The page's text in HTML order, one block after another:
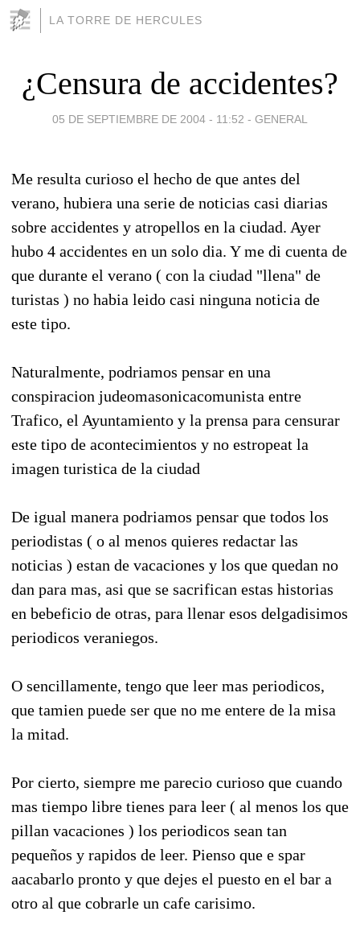
LA TORRE DE HERCULES
¿Censura de accidentes?
05 DE SEPTIEMBRE DE 2004 - 11:52 - GENERAL
Me resulta curioso el hecho de que antes del
verano, hubiera una serie de noticias casi diarias
sobre accidentes y atropellos en la ciudad. Ayer
hubo 4 accidentes en un solo dia. Y me di cuenta de
que durante el verano ( con la ciudad "llena" de
turistas ) no habia leido casi ninguna noticia de
este tipo.
Naturalmente, podriamos pensar en una
conspiracion judeomasonicacomunista entre
Trafico, el Ayuntamiento y la prensa para censurar
este tipo de acontecimientos y no estropeat la
imagen turistica de la ciudad
De igual manera podriamos pensar que todos los
periodistas ( o al menos quieres redactar las
noticias ) estan de vacaciones y los que quedan no
dan para mas, asi que se sacrifican estas historias
en bebeficio de otras, para llenar esos delgadisimos
periodicos veraniegos.
O sencillamente, tengo que leer mas periodicos,
que tamien puede ser que no me entere de la misa
la mitad.
Por cierto, siempre me parecio curioso que cuando
mas tiempo libre tienes para leer ( al menos los que
pillan vacaciones ) los periodicos sean tan
pequeños y rapidos de leer. Pienso que e spar
aacabarlo pronto y que dejes el puesto en el bar a
otro al que cobrarle un cafe carisimo.